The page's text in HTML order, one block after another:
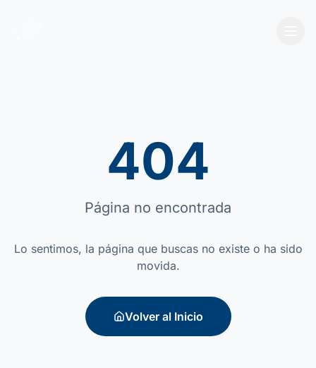
404
Página no encontrada
Lo sentimos, la página que buscas no existe o ha sido
movida.
Volver al Inicio